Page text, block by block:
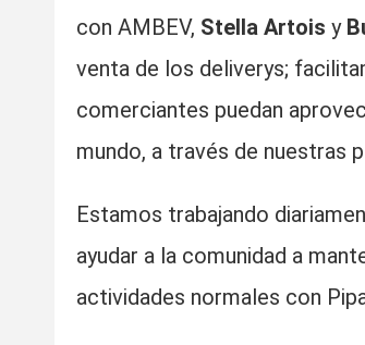
con AMBEV, Stella Artois y
venta de los deliverys;
comerciantes puedan
mundo, a través de nuestras
Estamos trabajando
ayudar a la comunidad a
actividades normales con